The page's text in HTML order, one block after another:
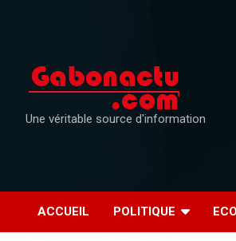
Une véritable source d'information
ACCUEIL POLITIQUE